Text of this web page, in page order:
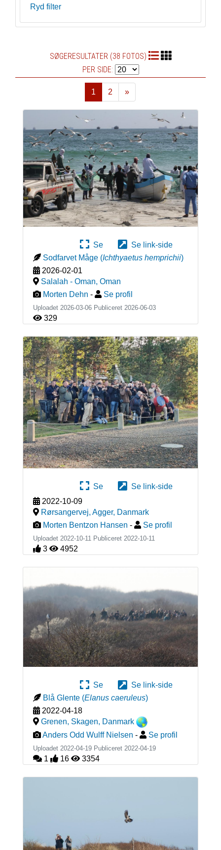
Ryd filter
SØGERESULTATER (38 FOTOS)
PER SIDE:
1 2
»
Næste
Se
Se link-side
Sodfarvet Måge (Ichthyaetus hemprichii)
2026-02-01
Salalah - Oman, Oman
Morten Dehn - Se profil
Uploadet 2026-03-06 Publiceret 2026-06-03
329
Se
Se link-side
2022-10-09
Rørsangervej, Agger, Danmark
Morten Bentzon Hansen - Se profil
Uploadet 2022-10-11 Publiceret 2022-10-11
3 4952
Se
Se link-side
Blå Glente (Elanus caeruleus)
2022-04-18
Grenen, Skagen, Danmark
Anders Odd Wulff Nielsen - Se profil
Uploadet 2022-04-19 Publiceret 2022-04-19
1 16 3354